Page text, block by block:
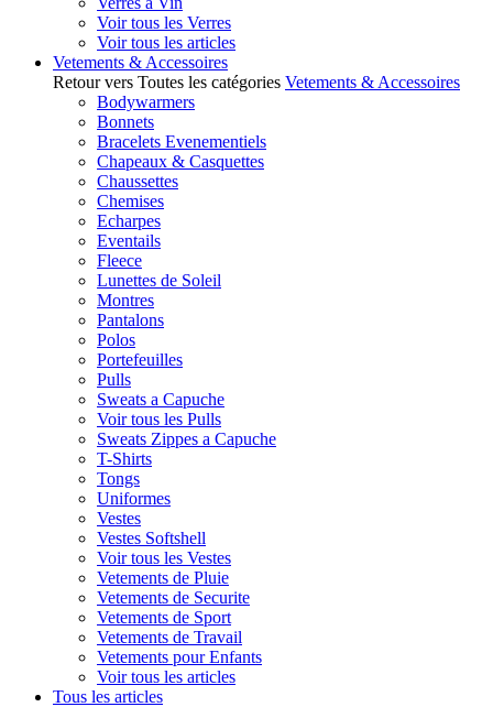
Voir tous les Verres
Voir tous les articles
Vetements & Accessoires
Retour vers Toutes les catégories Vetements & Accessoires
Bodywarmers
Bonnets
Bracelets Evenementiels
Chapeaux & Casquettes
Chaussettes
Chemises
Echarpes
Eventails
Fleece
Lunettes de Soleil
Montres
Pantalons
Polos
Portefeuilles
Pulls
Sweats a Capuche
Voir tous les Pulls
Sweats Zippes a Capuche
T-Shirts
Tongs
Uniformes
Vestes
Vestes Softshell
Voir tous les Vestes
Vetements de Pluie
Vetements de Securite
Vetements de Sport
Vetements de Travail
Vetements pour Enfants
Voir tous les articles
Tous les articles